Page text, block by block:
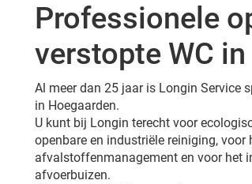
Professionele
verstopte WC
Al meer dan 25 jaar is Longin Service
in Hoegaarden.
U kunt bij Longin terecht voor
openbare en industriële reiniging,
afvalstoffenmanagement en voor het
afvoerbuizen.